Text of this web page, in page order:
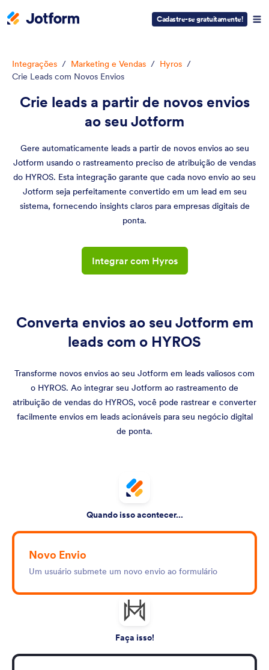
Cadastre-se gratuitamente!
Integrações / Marketing e Vendas / Hyros /
Crie Leads com Novos Envios
Crie leads a partir de novos envios
ao seu Jotform
Gere automaticamente leads a partir de novos envios ao seu
Jotform usando o rastreamento preciso de atribuição de vendas
do HYROS. Esta integração garante que cada novo envio ao seu
Jotform seja perfeitamente convertido em um lead em seu
sistema, fornecendo insights claros para empresas digitais de
ponta.
Integrar com Hyros
Converta envios ao seu Jotform em
leads com o HYROS
Transforme novos envios ao seu Jotform em leads valiosos com
o HYROS. Ao integrar seu Jotform ao rastreamento de
atribuição de vendas do HYROS, você pode rastrear e converter
facilmente envios em leads acionáveis para seu negócio digital
de ponta.
Quando isso acontecer...
Novo Envio
Um usuário submete um novo envio ao formulário
Faça isso!